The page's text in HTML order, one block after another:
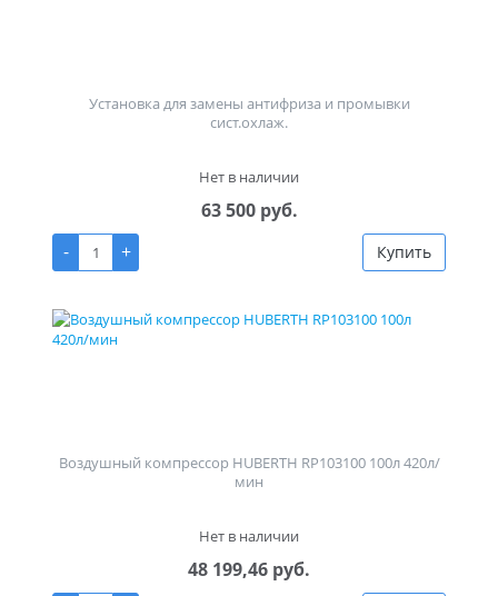
Установка для замены антифриза и промывки
сист.охлаж.
Нет в наличии
63 500 руб.
-
+ Купить
Воздушный компрессор HUBERTH RP103100 100л 420л/
мин
Нет в наличии
48 199,46 руб.